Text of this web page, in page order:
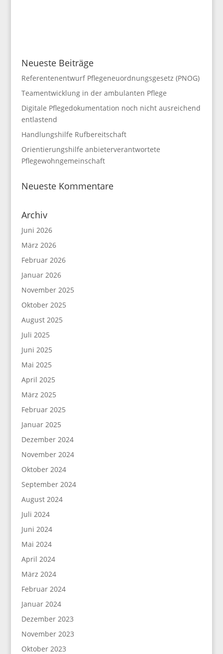
Neueste Beiträge
Referentenentwurf Pflegeneuordnungsgesetz (PNOG)
Teamentwicklung in der ambulanten Pflege
Digitale Pflegedokumentation noch nicht ausreichend
entlastend
Handlungshilfe Rufbereitschaft
Orientierungshilfe anbieterverantwortete
Pflegewohngemeinschaft
Neueste Kommentare
Archiv
Juni 2026
März 2026
Februar 2026
Januar 2026
November 2025
Oktober 2025
August 2025
Juli 2025
Juni 2025
Mai 2025
April 2025
März 2025
Februar 2025
Januar 2025
Dezember 2024
November 2024
Oktober 2024
September 2024
August 2024
Juli 2024
Juni 2024
Mai 2024
April 2024
März 2024
Februar 2024
Januar 2024
Dezember 2023
November 2023
Oktober 2023